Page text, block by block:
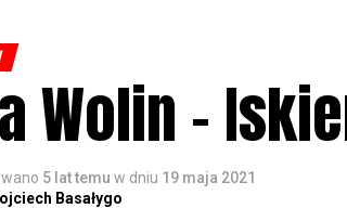
Wolin –
5 lat temu w dniu 19 maja 2021
Basałygo